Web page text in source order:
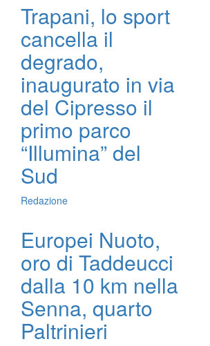
Trapani, lo sport
cancella il
degrado,
inaugurato in via
del Cipresso il
primo parco
“Illumina” del
Sud
Redazione
Europei Nuoto,
oro di Taddeucci
dalla 10 km nella
Senna, quarto
Paltrinieri